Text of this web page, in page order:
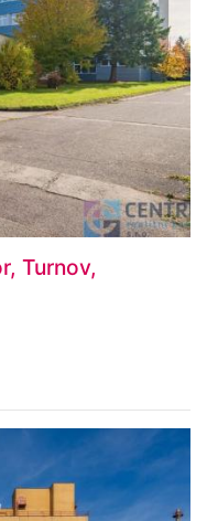
Turnov,